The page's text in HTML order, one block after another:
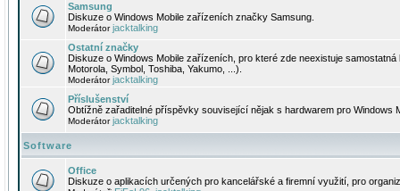
Samsung
Diskuze o Windows Mobile zařízeních značky Samsung.
Moderátorjacktalking
Ostatní značky
Diskuze o Windows Mobile zařízeních, pro které zde neexistuje
Motorola, Symbol, Toshiba, Yakumo, ...).
Moderátorjacktalking
Příslušenství
Obtížně zařaditelné příspěvky související nějak s hardwarem pro Windows
Moderátorjacktalking
Software
Office
Diskuze o aplikacích určených pro kancelářské a firemní využití, pro